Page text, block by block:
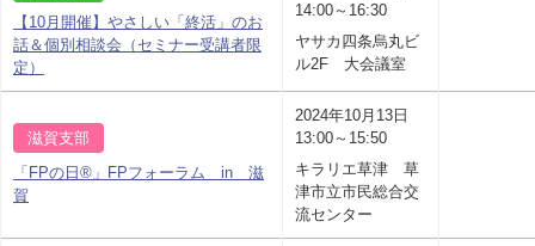
【10月開催】やさしい「終活」のお
話＆個別相談会（セミナー受講者限
定）
14:00～16:30
ヤサカ四条烏丸ビ
ル2F 大会議室
滋賀支部
「FPの日®」FPフォーラム in 滋
賀
2024年10月13日
13:00～15:50
キラリエ草津 草
津市立市民総合交
流センター